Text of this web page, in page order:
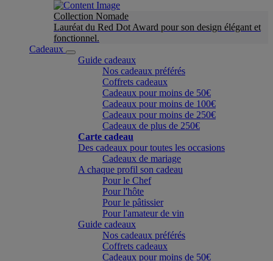
Collection Nomade
Lauréat du Red Dot Award pour son design élégant et
fonctionnel.
Cadeaux
Guide cadeaux
Nos cadeaux préférés
Coffrets cadeaux
Cadeaux pour moins de 50€
Cadeaux pour moins de 100€
Cadeaux pour moins de 250€
Cadeaux de plus de 250€
Carte cadeau
Des cadeaux pour toutes les occasions
Cadeaux de mariage
A chaque profil son cadeau
Pour le Chef
Pour l'hôte
Pour le pâtissier
Pour l'amateur de vin
Guide cadeaux
Nos cadeaux préférés
Coffrets cadeaux
Cadeaux pour moins de 50€